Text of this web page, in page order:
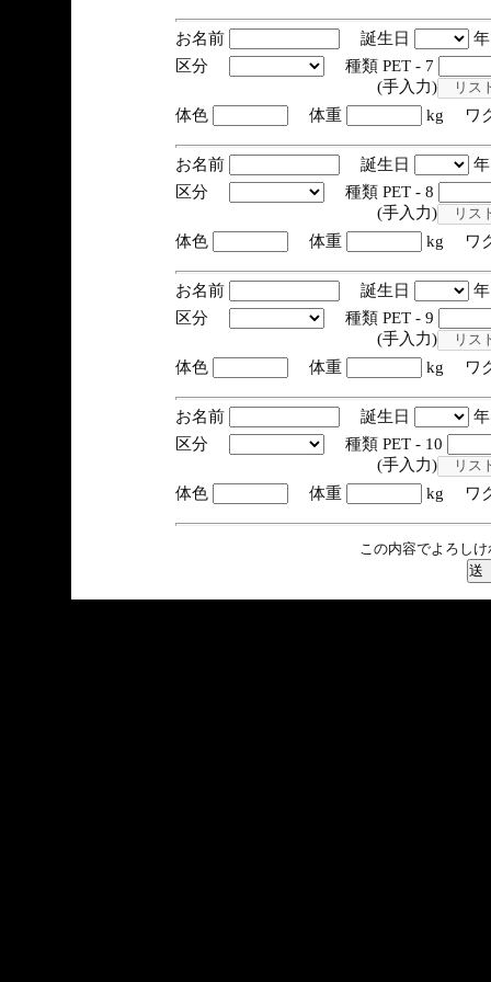
お名前 誕生日
区分
種類 PET - 7
(手入力)
体色
体重 kg ワ
お名前 誕生日
区分
種類 PET - 8
(手入力)
体色
体重 kg ワ
お名前 誕生日
区分
種類 PET - 9
(手入力)
体色
体重 kg ワ
お名前 誕生日
区分
種類 PET - 10
(手入力)
体色
体重 kg ワ
この内容でよろし